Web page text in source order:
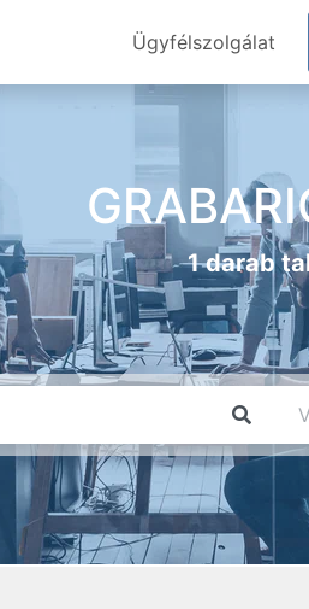
Ügyfélszolgálat
1 darab